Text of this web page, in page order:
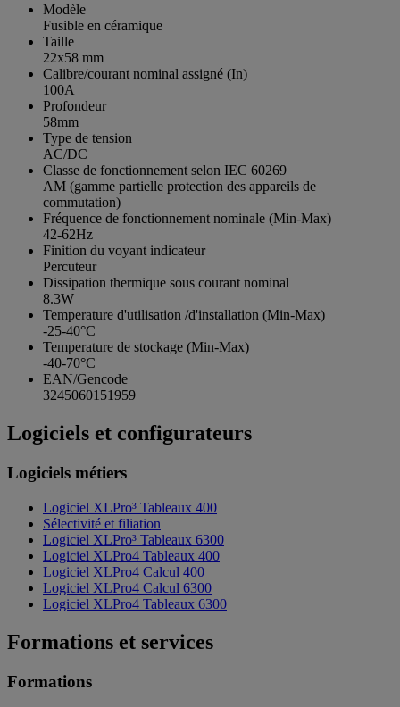
Modèle
Fusible en céramique
Taille
22x58 mm
Calibre/courant nominal assigné (In)
100A
Profondeur
58mm
Type de tension
AC/DC
Classe de fonctionnement selon IEC 60269
AM (gamme partielle protection des appareils de
commutation)
Fréquence de fonctionnement nominale (Min-Max)
42-62Hz
Finition du voyant indicateur
Percuteur
Dissipation thermique sous courant nominal
8.3W
Temperature d'utilisation /d'installation (Min-Max)
-25-40°C
Temperature de stockage (Min-Max)
-40-70°C
EAN/Gencode
3245060151959
Logiciels et configurateurs
Logiciels métiers
Logiciel XLPro³ Tableaux 400
Sélectivité et filiation
Logiciel XLPro³ Tableaux 6300
Logiciel XLPro4 Tableaux 400
Logiciel XLPro4 Calcul 400
Logiciel XLPro4 Calcul 6300
Logiciel XLPro4 Tableaux 6300
Formations et services
Formations